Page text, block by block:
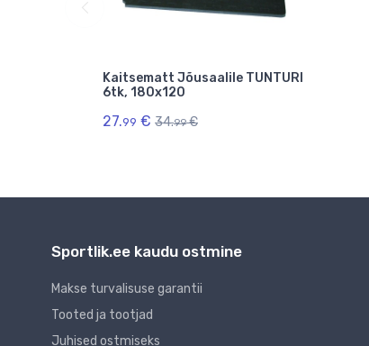
Kaitsematt Jõusaalile TUNTURI
6tk, 180x120
27.99 € 34.99€
Sportlik.ee kaudu ostmine
Makse turvalisuse garantii
Tooted ja tootjad
Juhised ostmiseks